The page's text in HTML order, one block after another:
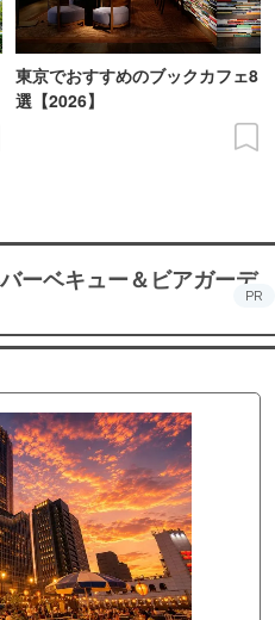
東京でおすすめのブックカフェ8
選【2026】
ーベキュー＆ビアガーデ
PR